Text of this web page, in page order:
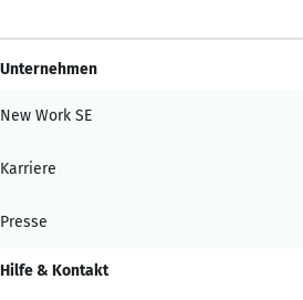
Unternehmen
New Work SE
Karriere
Presse
Hilfe & Kontakt